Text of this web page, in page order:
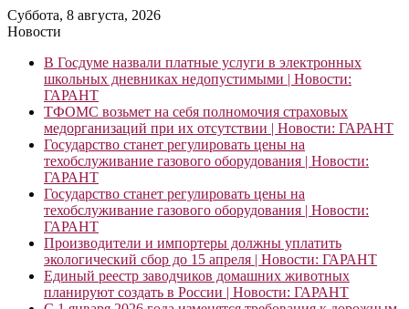
Суббота, 8 августа, 2026
Новости
В Госдуме назвали платные услуги в электронных
школьных дневниках недопустимыми | Новости:
ГАРАНТ
ТФОМС возьмет на себя полномочия страховых
медорганизаций при их отсутствии | Новости: ГАРАНТ
Государство станет регулировать цены на
техобслуживание газового оборудования | Новости:
ГАРАНТ
Государство станет регулировать цены на
техобслуживание газового оборудования | Новости:
ГАРАНТ
Производители и импортеры должны уплатить
экологический сбор до 15 апреля | Новости: ГАРАНТ
Единый реестр заводчиков домашних животных
планируют создать в России | Новости: ГАРАНТ